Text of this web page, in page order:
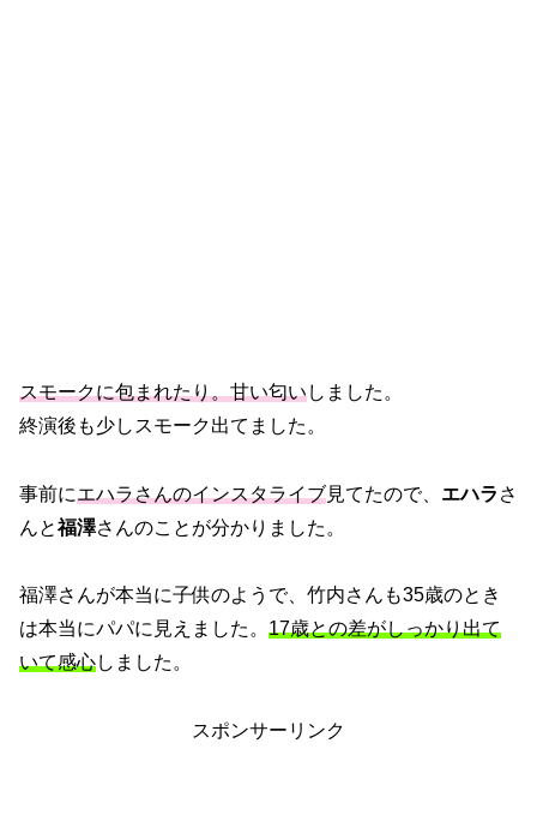
スモークに包まれたり。甘い匂いしました。
終演後も少しスモーク出てました。
事前にエハラさんのインスタライブ見てたので、 エハラ さ
んと福澤さんのことが分かりました。
福澤さんが本当に子供のようで、竹内さんも35歳のとき
は本当にパパに見えました。 17歳との差がしっかり出て
いて感心しました。
スポンサーリンク